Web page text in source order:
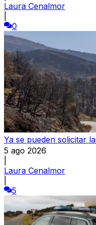
Laura Cenalmor
0
Ya se pueden solicitar
5 ago 2026
Laura Cenalmor
5